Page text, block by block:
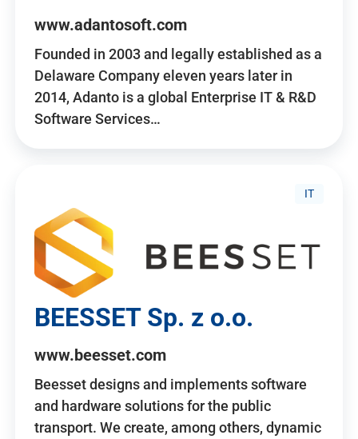
www.adantosoft.com
Founded in 2003 and legally established as a
Delaware Company eleven years later in
2014, Adanto is a global Enterprise IT & R&D
Software Services…
IT
BEESSET Sp. z o.o.
www.beesset.com
Beesset designs and implements software
and hardware solutions for the public
transport. We create, among others, dynamic